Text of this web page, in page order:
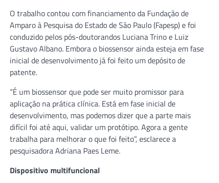
O trabalho contou com financiamento da Fundação de
Amparo à Pesquisa do Estado de São Paulo (Fapesp) e foi
conduzido pelos pós-doutorandos Luciana Trino e Luiz
Gustavo Albano. Embora o biossensor ainda esteja em fase
inicial de desenvolvimento já foi feito um depósito de
patente.
“É um biossensor que pode ser muito promissor para
aplicação na prática clínica. Está em fase inicial de
desenvolvimento, mas podemos dizer que a parte mais
difícil foi até aqui, validar um protótipo. Agora a gente
trabalha para melhorar o que foi feito”, esclarece a
pesquisadora Adriana Paes Leme.
Dispositivo multifuncional